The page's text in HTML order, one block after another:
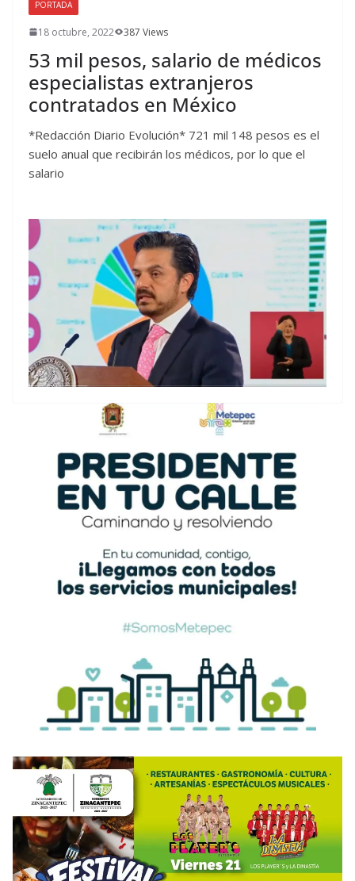
PORTADA
18 octubre, 2022 387 Views
53 mil pesos, salario de médicos
especialistas extranjeros
contratados en México
*Redacción Diario Evolución* 721 mil 148 pesos es el
suelo anual que recibirán los médicos, por lo que el
salario